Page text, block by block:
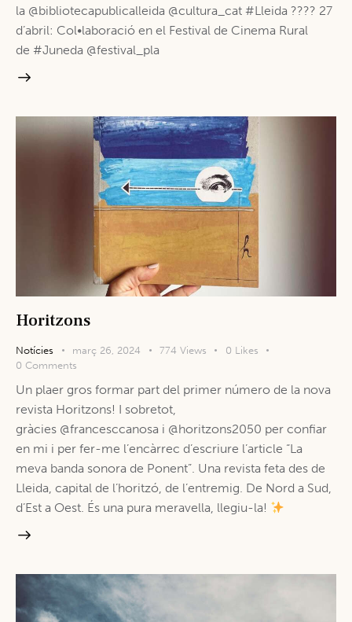
la @bibliotecapublicalleida @cultura_cat #Lleida ???? 27
d’abril: Col•laboració en el Festival de Cinema Rural
de #Juneda @festival_pla
Horitzons
Notícies març 26, 2024 774 Views 0 Likes
0 Comments
Un plaer gros formar part del primer número de la nova
revista Horitzons! I sobretot,
gràcies @francesccanosa i @horitzons2050 per confiar
en mi i per fer-me l’encàrrec d’escriure l’article “La
meva banda sonora de Ponent”. Una revista feta des de
Lleida, capital de l’horitzó, de l’entremig. De Nord a Sud,
d’Est a Oest. És una pura meravella, llegiu-la!